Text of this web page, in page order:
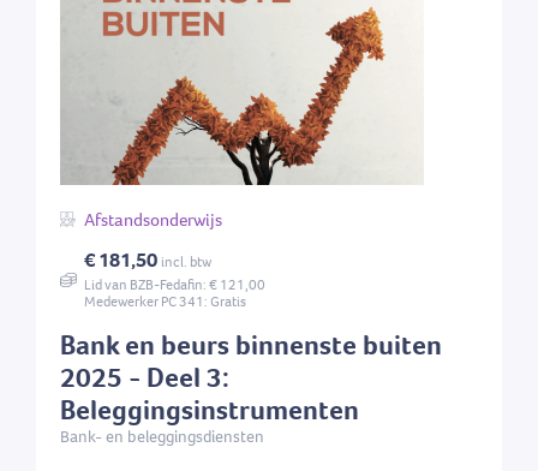
Bank en beurs binnenste buiten
2025 - Deel 3:
Beleggingsinstrumenten
Bank- en beleggingsdiensten
Afstandsonderwijs
€ 181,50 incl. btw
Lid van BZB-Fedafin: € 121,00
Medewerker PC 341: Gratis